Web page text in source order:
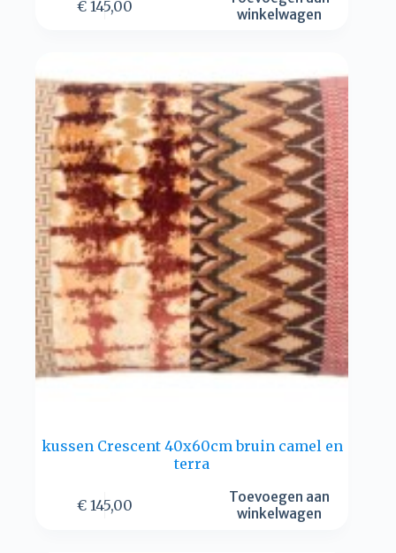
€ 145,00
winkelwagen
kussen Crescent 40x60cm bruin camel en
terra
€ 145,00
Toevoegen aan
winkelwagen